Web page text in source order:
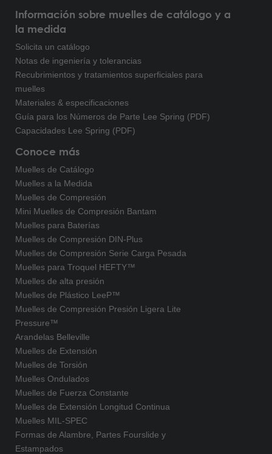
Información sobre muelles de catálogo y a
la medida
Solicita un catálogo
Notas de ingeniería y tolerancias
Recubrimientos y tratamientos superficiales para
muelles
Materiales & especificaciones
Guía para los Números de Parte Lee Spring (PDF)
Capacidades Lee Spring (PDF)
Conoce más
Muelles de Catálogo
Muelles a la Medida
Muelles de Compresión
Mini Muelles de Compresión Bantam
Muelles para Baterías
Muelles de Compresión DIN-Plus
Muelles de Compresión Serie Carga Pesada
Muelles para Troquel HEFTY™
Muelles de alta presión
Muelles de Plástico LeeP™
Muelles de Compresión Presión Ligera Lite
Pressure™
Arandelas Belleville
Muelles de Extensión
Muelles de Torsión
Muelles Ondulados
Muelles de Fuerza Constante
Muelles de Extensión Longitud Continua
Muelles MIL-SPEC
Formas de Alambre, Partes Fourslide y
Estampados